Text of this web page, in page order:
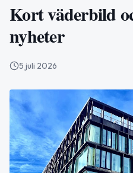
Kort väderbild
nyheter
5 juli 2026